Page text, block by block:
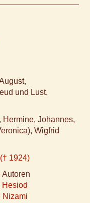
und Lust.
Johannes,
Wigfrid
1924)
Hesiod
Nizami